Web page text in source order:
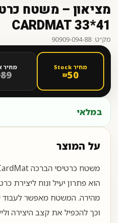
CARDMAT 33*41
מק״ט: 90909-094-88
מחיר Stock
₪50
מחיר
89
במלאי
על המוצר
הוא פתרון יעיל ונוח ליצירת
וכך להכפיל את קצב היצירה